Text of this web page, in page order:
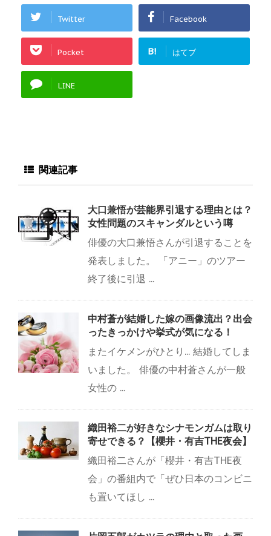
Twitter Facebook
Pocket B! はてブ
LINE
関連記事
大口兼悟が芸能界引退する理由とは？
女性問題のスキャンダルという噂
俳優の大口兼悟さんが引退することを
発表しました。 「アニー」のツアー
終了後に引退 ...
中村蒼が結婚した嫁の画像流出？出会
ったきっかけや挙式が気になる！
またイケメンがひとり... 結婚してしま
いました。 俳優の中村蒼さんが一般
女性の ...
織田裕二が好きなシナモンガムは取り
寄せできる？【櫻井・有吉THE夜会】
織田裕二さんが「櫻井・有吉THE夜
会」の番組内で「ぜひ日本のコンビニ
も置いてほし ...